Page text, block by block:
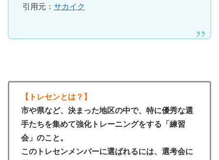
引用元： サカイク
【トレセンとは？】
市や県など、決まった地区の中で、特に優秀な選
手たちを集めて強化トレーニングをする「練習
会」のこと。
このトレセンメンバーに選ばれるには、選考会に